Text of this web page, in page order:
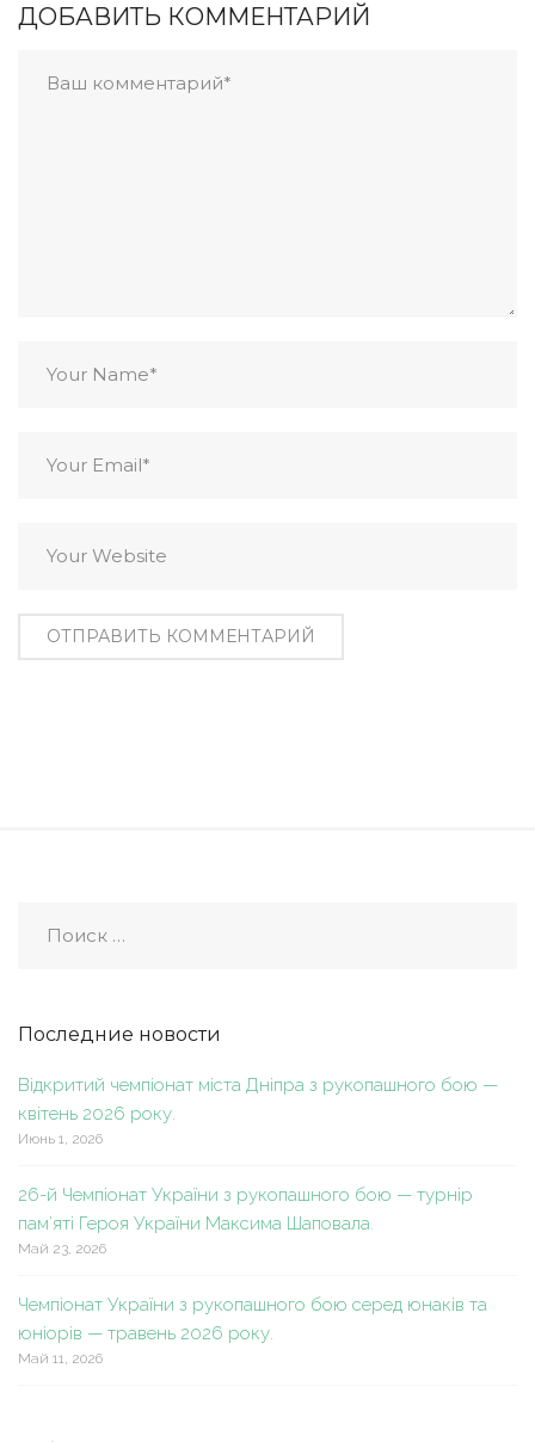
ДОБАВИТЬ КОММЕНТАРИЙ
Последние новости
Відкритий чемпіонат міста Дніпра з рукопашного бою —
квітень 2026 року.
Июнь 1, 2026
26-й Чемпіонат України з рукопашного бою — турнір
пам’яті Героя України Максима Шаповала.
Май 23, 2026
Чемпіонат України з рукопашного бою серед юнаків та
юніорів — травень 2026 року.
Май 11, 2026